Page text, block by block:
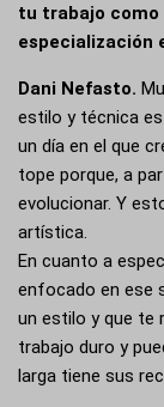
tu trabajo como
especialización
Dani Nefasto.
estilo y técnica
un día en el que
tope porque, a
evolucionar. Y
artística.
En cuanto a
enfocado en ese
un estilo y que te
trabajo duro y
larga tiene sus